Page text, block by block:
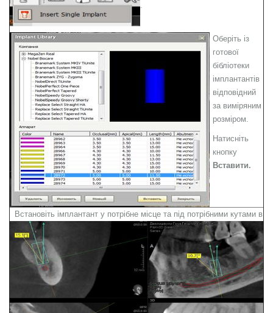
.
Оберіть із
готової
бібліотеки
імплантантів
відповідний
за виміряним
розміром.
Натисніть
кнопку
Вставити.
Встановіть імплантант у потрібне місце та під потрібними кутами в